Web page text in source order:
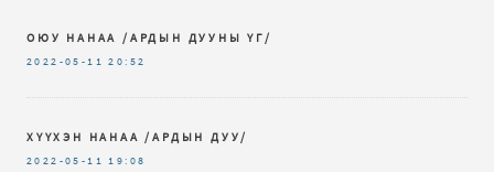
ОЮУ НАНАА /АРДЫН ДУУНЫ ҮГ/
2022-05-11 20:52
ХҮҮХЭН НАНАА /АРДЫН ДУУ/
2022-05-11 19:08